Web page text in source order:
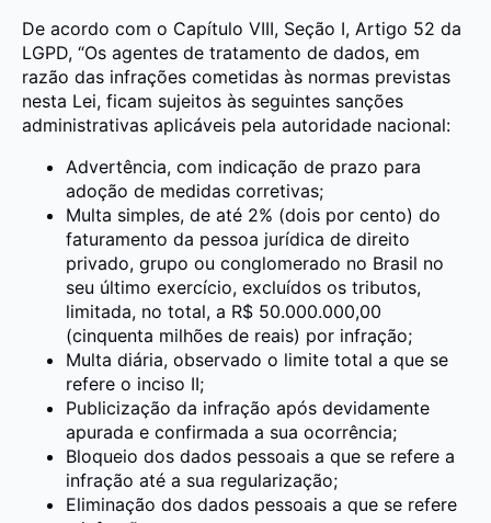
De acordo com o Capítulo VIII, Seção I, Artigo 52 da
LGPD, “Os agentes de tratamento de dados, em
razão das infrações cometidas às normas previstas
nesta Lei, ficam sujeitos às seguintes sanções
administrativas aplicáveis pela autoridade nacional:
Advertência, com indicação de prazo para
adoção de medidas corretivas;
Multa simples, de até 2% (dois por cento) do
faturamento da pessoa jurídica de direito
privado, grupo ou conglomerado no Brasil no
seu último exercício, excluídos os tributos,
limitada, no total, a R$ 50.000.000,00
(cinquenta milhões de reais) por infração;
Multa diária, observado o limite total a que se
refere o inciso II;
Publicização da infração após devidamente
apurada e confirmada a sua ocorrência;
Bloqueio dos dados pessoais a que se refere a
infração até a sua regularização;
Eliminação dos dados pessoais a que se refere